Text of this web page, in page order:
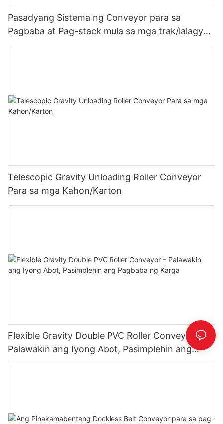
Pasadyang Sistema ng Conveyor para sa
Pagbaba at Pag-stack mula sa mga trak/lalagyan
patungo sa bodega
Telescopic Gravity Unloading Roller Conveyor
Para sa mga Kahon/Karton
Flexible Gravity Double PVC Roller Conveyor –
Palawakin ang Iyong Abot, Pasimplehin ang
Pagbaba ng Karga